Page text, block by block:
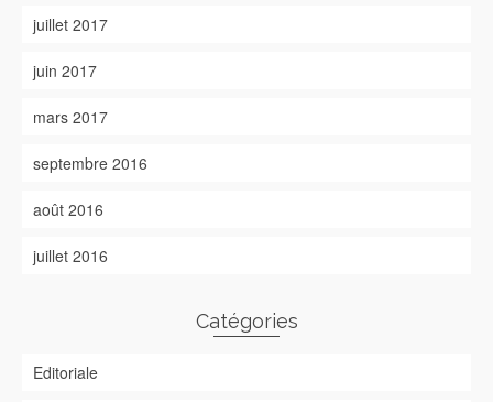
juillet 2017
juin 2017
mars 2017
septembre 2016
août 2016
juillet 2016
Catégories
Editoriale